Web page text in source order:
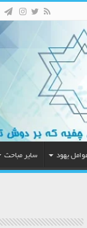
یهود سایر مباحث